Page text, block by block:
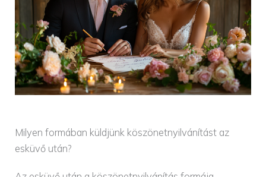
Milyen formában küldjünk köszönetnyilvánítást az
esküvő után?